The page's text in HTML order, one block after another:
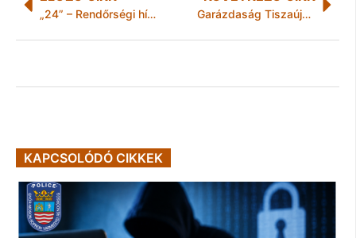
„24” – Rendőrségi hírek Borsod-Abaúj-Zemplén megyéből Garázdaság Tiszaújvárosban
KAPCSOLÓDÓ CIKKEK